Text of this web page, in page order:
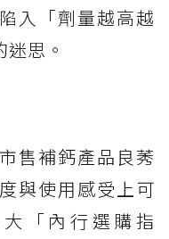
入「劑量越高越
思。
售補鈣產品良莠
與使用感受上可
「內行選購指